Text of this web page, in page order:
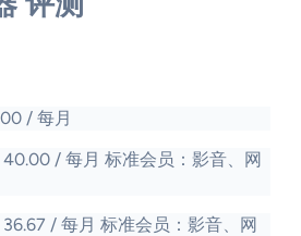
/ 每月
/ 每月 标准会员：影音、网
/ 每月 标准会员：影音、网